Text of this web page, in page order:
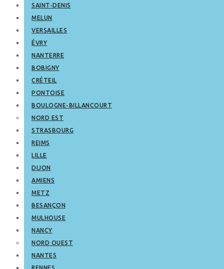
SAINT-DENIS
MELUN
VERSAILLES
ÉVRY
NANTERRE
BOBIGNY
CRÉTEIL
PONTOISE
BOULOGNE-BILLANCOURT
NORD EST
STRASBOURG
REIMS
LILLE
DIJON
AMIENS
METZ
BESANÇON
MULHOUSE
NANCY
NORD OUEST
NANTES